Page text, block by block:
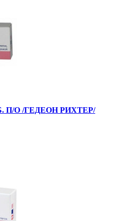
П/О /ГЕДЕОН РИХТЕР/